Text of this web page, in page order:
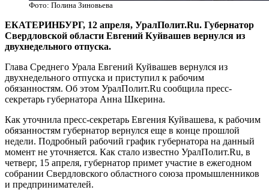
Фото: Полина Зиновьева
​ЕКАТЕРИНБУРГ, 12 апреля, УралПолит.Ru. Губернатор
Свердловской области Евгений Куйвашев вернулся из
двухнедельного отпуска.
Глава Среднего Урала Евгений Куйвашев вернулся из
двухнедельного отпуска и приступил к рабочим
обязанностям. Об этом УралПолит.Ru сообщила пресс-
секретарь губернатора Анна Шкерина.
Как уточнила пресс-секретарь Евгения Куйвашева, к рабочим
обязанностям губернатор вернулся еще в конце прошлой
недели. Подробный рабочий график губернатора на данный
момент не уточняется. Как стало известно УралПолит.Ru, в
четверг, 15 апреля, губернатор примет участие в ежегодном
собрании Свердловского областного союза промышленников
и предпринимателей.